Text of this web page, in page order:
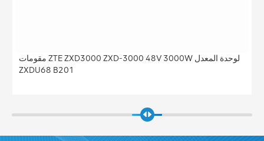
مقومات ZTE ZXD3000 ZXD-3000 48V 3000W لوحدة المعدل
ZXDU68 B201